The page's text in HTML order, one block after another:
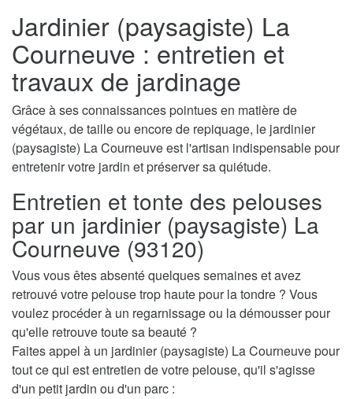
Jardinier (paysagiste) La
Courneuve : entretien et
travaux de jardinage
Grâce à ses connaissances pointues en matière de
végétaux, de taille ou encore de repiquage, le jardinier
(paysagiste) La Courneuve est l'artisan indispensable pour
entretenir votre jardin et préserver sa quiétude.
Entretien et tonte des pelouses
par un jardinier (paysagiste) La
Courneuve (93120)
Vous vous êtes absenté quelques semaines et avez
retrouvé votre pelouse trop haute pour la tondre ? Vous
voulez procéder à un regarnissage ou la démousser pour
qu'elle retrouve toute sa beauté ?
Faites appel à un jardinier (paysagiste) La Courneuve pour
tout ce qui est entretien de votre pelouse, qu'il s'agisse
d'un petit jardin ou d'un parc :